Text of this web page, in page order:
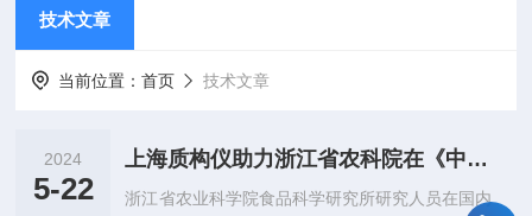
技术文章
当前位置：首页 技术文章
2024
5-22
上海质构仪助力浙江省农科院在《中国食品学报》发表研究论文
浙江省农业科学院食品科学研究所研究人员在国内